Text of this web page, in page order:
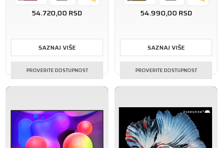
54.720,00 RSD
SAZNAJ VIŠE
PROVERITE DOSTUPNOST
54.990,00 RSD
SAZNAJ VIŠE
PROVERITE DOSTUPNOST